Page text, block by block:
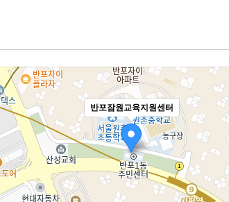
반포잠원교육지원센터